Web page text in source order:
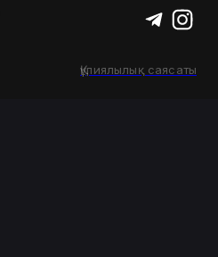
Құпиялылық саясаты